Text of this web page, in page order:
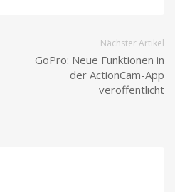
Nächster Artikel
GoPro: Neue Funktionen in
der ActionCam-App
veröffentlicht